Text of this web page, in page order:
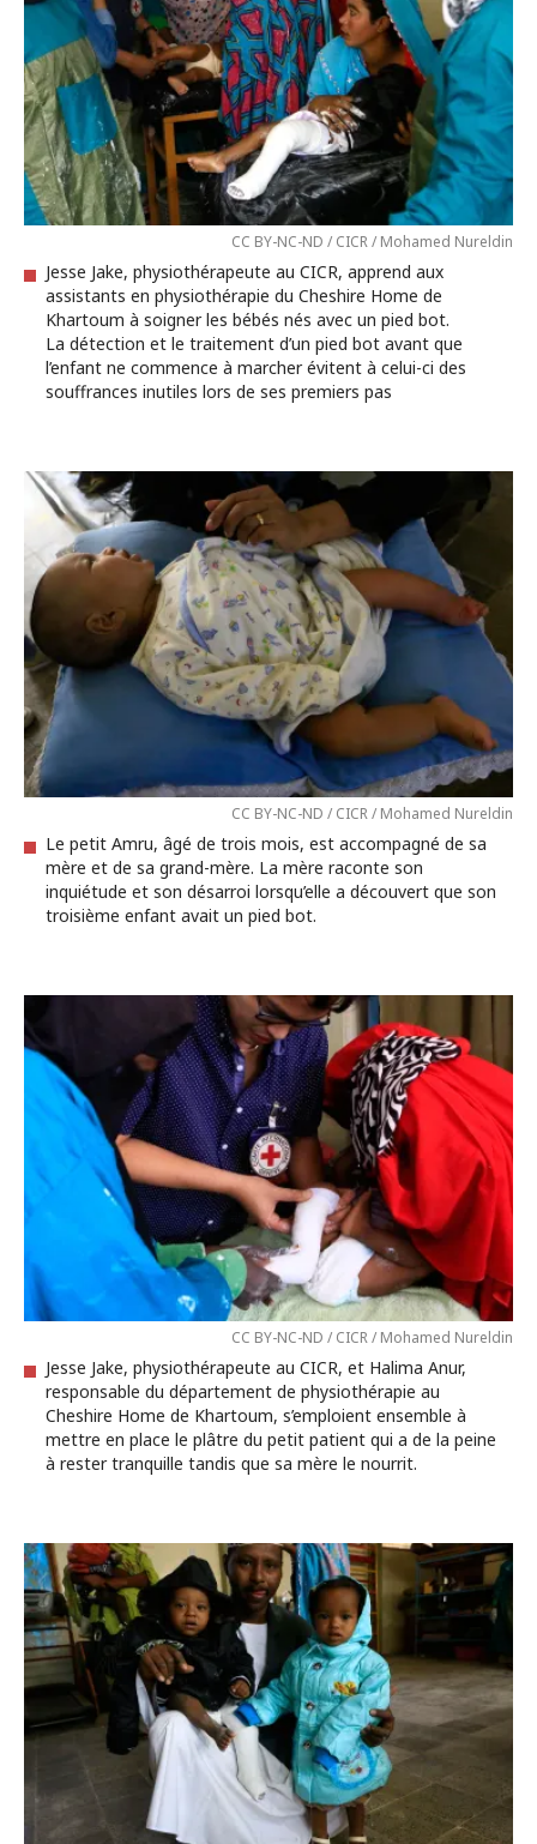
CC BY-NC-ND / CICR / Mohamed Nureldin
Jesse Jake, physiothérapeute au CICR, apprend aux
assistants en physiothérapie du Cheshire Home de
Khartoum à soigner les bébés nés avec un pied bot.
La détection et le traitement d’un pied bot avant que
l’enfant ne commence à marcher évitent à celui-ci des
souffrances inutiles lors de ses premiers pas
CC BY-NC-ND / CICR / Mohamed Nureldin
Le petit Amru, âgé de trois mois, est accompagné de sa
mère et de sa grand-mère. La mère raconte son
inquiétude et son désarroi lorsqu’elle a découvert que son
troisième enfant avait un pied bot.
CC BY-NC-ND / CICR / Mohamed Nureldin
Jesse Jake, physiothérapeute au CICR, et Halima Anur,
responsable du département de physiothérapie au
Cheshire Home de Khartoum, s’emploient ensemble à
mettre en place le plâtre du petit patient qui a de la peine
à rester tranquille tandis que sa mère le nourrit.